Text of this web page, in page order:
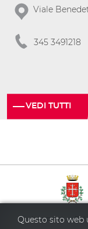
Viale
345 3491218
VEDI TUTTI
Info point·
Questo sito web